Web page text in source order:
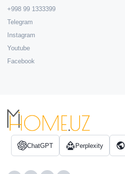
+998 99 1333399
Telegram
Instagram
Youtube
Facebook
ChatGPT Perplexity